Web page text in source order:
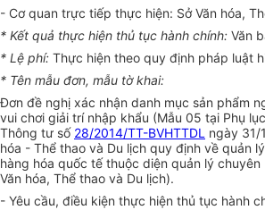
- Cơ quan trực tiếp thực hiện: Sở Văn hóa,
* Kết quả thực hiện thủ tục hành chính: Văn
* Lệ phí: Thực hiện theo quy định pháp luật
* Tên mẫu đơn, mẫu tờ khai:
Đơn đề nghị xác nhận danh mục sản phẩm
vui chơi giải trí nhập khẩu (Mẫu 05 tại Phụ
Thông tư số 28/2014/TT-BVHTTDL ngày 31/
hóa - Thể thao và Du lịch quy định về quản
hàng hóa quốc tế thuộc diện quản lý chuyên
Văn hóa, Thể thao và Du lịch).
- Yêu cầu, điều kiện thực hiện thủ tục hành